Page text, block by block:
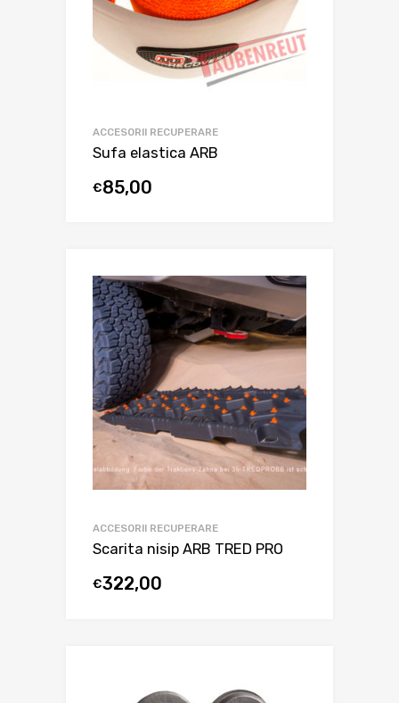
ACCESORII RECUPERARE
Sufa elastica ARB
€85,00
ACCESORII RECUPERARE
Scarita nisip ARB TRED PRO
€322,00